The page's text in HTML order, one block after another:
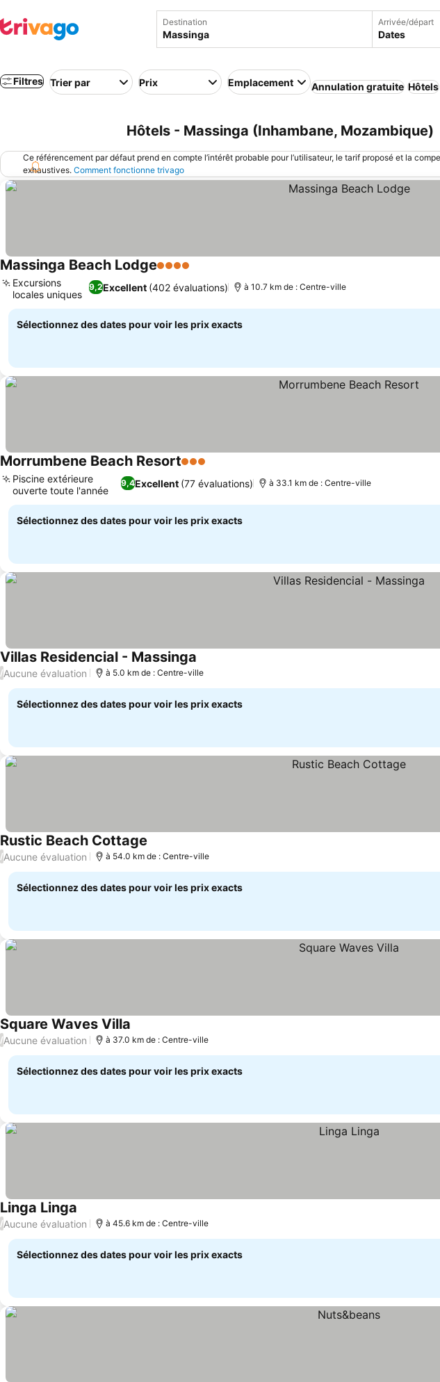
Destination Arrivée/départ
Dates
Filtres Trier par Prix Emplacement Annulation gratuite Hôtels
Hôtels - Massinga (Inhambane, Mozambique)
Ce référencement par défaut prend en compte l’intérêt probable pour l’utilisateur, le tarif proposé et la
exhaustives. Comment fonctionne trivago
Massinga Beach Lodge4 Étoiles
9,2Excellent (402 évaluations)
Excursions
locales uniques
à 10.7 km de : Centre-ville
Sélectionnez des dates pour voir les prix exacts
Morrumbene Beach Resort3 Étoiles
9,4Excellent (77 évaluations)
Piscine extérieure
ouverte toute l'année
à 33.1 km de : Centre-ville
Sélectionnez des dates pour voir les prix exacts
Villas Residencial - Massinga
/Aucune évaluation à 5.0 km de : Centre-ville
Sélectionnez des dates pour voir les prix exacts
Rustic Beach Cottage
/Aucune évaluation à 54.0 km de : Centre-ville
Sélectionnez des dates pour voir les prix exacts
Square Waves Villa
/Aucune évaluation à 37.0 km de : Centre-ville
Sélectionnez des dates pour voir les prix exacts
Linga Linga Consulter les prix
/Aucune évaluation à 45.6 km de : Centre-ville
Sélectionnez des dates pour voir les prix exacts